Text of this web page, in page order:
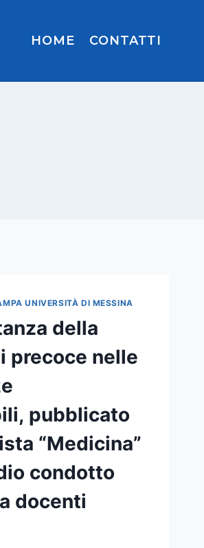
HOME CONTATTI
UNIVERSITÀ DI MESSINA
della
precoce nelle
pubblicato
“Medicina”
condotto
docenti